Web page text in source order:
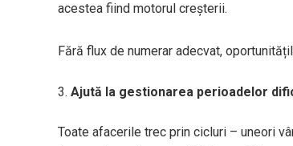
acestea fiind motorul creșterii.
Fără flux de numerar adecvat,
Ajută la gestionarea perioadelor
Toate afacerile trec prin cicluri – uneori